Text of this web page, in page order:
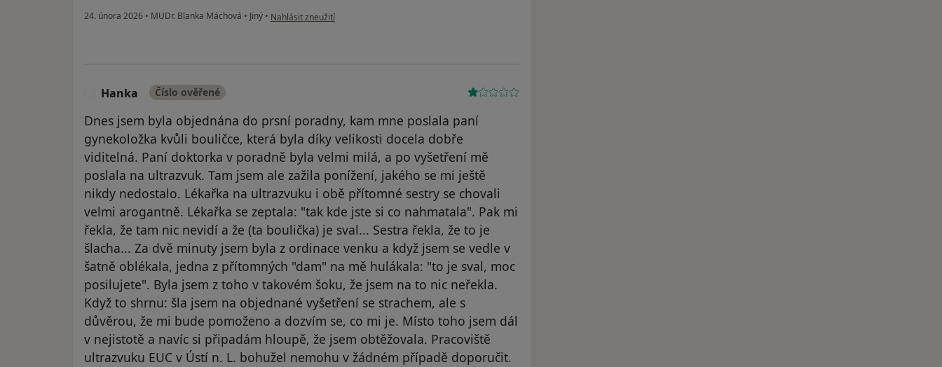
24. února 2026 • MUDr. Blanka Máchová • Jiný • podle názoru uživatele N1458KL
Nahlásit zneužití
Hanka Číslo ověřené
Dnes jsem byla objednána do prsní poradny, kam mne poslala paní
gynekoložka kvůli bouličce, která byla díky velikosti docela dobře
viditelná. Paní doktorka v poradně byla velmi milá, a po vyšetření mě
poslala na ultrazvuk. Tam jsem ale zažila ponížení, jakého se mi ještě
nikdy nedostalo. Lékařka na ultrazvuku i obě přítomné sestry se chovali
velmi arogantně. Lékařka se zeptala: "tak kde jste si co nahmatala". Pak mi
řekla, že tam nic nevidí a že (ta boulička) je sval... Sestra řekla, že to je
šlacha... Za dvě minuty jsem byla z ordinace venku a když jsem se vedle v
šatně oblékala, jedna z přítomných "dam" na mě hulákala: "to je sval, moc
posilujete". Byla jsem z toho v takovém šoku, že jsem na to nic neřekla.
Když to shrnu: šla jsem na objednané vyšetření se strachem, ale s
důvěrou, že mi bude pomoženo a dozvím se, co mi je. Místo toho jsem dál
v nejistotě a navíc si připadám hloupě, že jsem obtěžovala. Pracoviště
ultrazvuku EUC v Ústí n. L. bohužel nemohu v žádném případě doporučit.